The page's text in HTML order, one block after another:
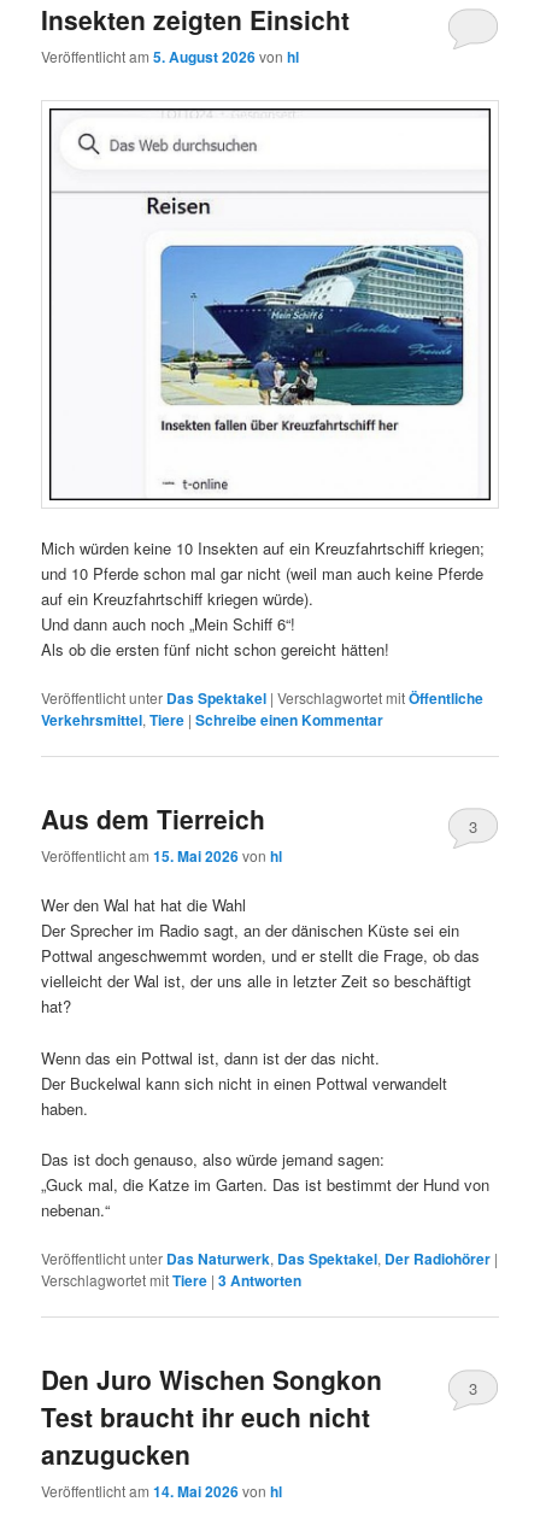
Insekten zeigten Einsicht
Veröffentlicht am5. August 2026vonhl
Mich würden keine 10 Insekten auf ein Kreuzfahrtschiff kriegen;
und 10 Pferde schon mal gar nicht (weil man auch keine Pferde
auf ein Kreuzfahrtschiff kriegen würde).
Und dann auch noch „Mein Schiff 6“!
Als ob die ersten fünf nicht schon gereicht hätten!
Veröffentlicht unter Das Spektakel |Verschlagwortet mitÖffentliche
Verkehrsmittel,Tiere |Schreibe einen Kommentar
Aus dem Tierreich
Veröffentlicht am15. Mai 2026vonhl
3
Wer den Wal hat hat die Wahl
Der Sprecher im Radio sagt, an der dänischen Küste sei ein
Pottwal angeschwemmt worden, und er stellt die Frage, ob das
vielleicht der Wal ist, der uns alle in letzter Zeit so beschäftigt
hat?
Wenn das ein Pottwal ist, dann ist der das nicht.
Der Buckelwal kann sich nicht in einen Pottwal verwandelt
haben.
Das ist doch genauso, also würde jemand sagen:
„Guck mal, die Katze im Garten. Das ist bestimmt der Hund von
nebenan.“
Veröffentlicht unter Das Naturwerk, Das Spektakel, Der Radiohörer |
Verschlagwortet mitTiere |3Antworten
Den Juro Wischen Songkon
Test braucht ihr euch nicht
anzugucken
Veröffentlicht am14. Mai 2026vonhl
3